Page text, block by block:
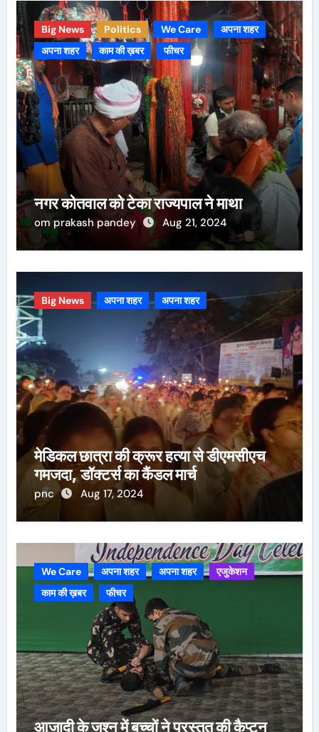
Big News Politics We Care
अपना शहर
अपना शहर
काम की ख़बर फीचर
नगर कोतवाल को टेका राज्यपाल ने माथा
om prakash pandey Aug 21, 2024
Big News अपना शहर अपना शहर
मेडिकल छात्रा की क्रूर हत्या से डीएमसीएच
गमजदा, डॉक्टर्स का कैंडल मार्च
pnc Aug 17, 2024
We Care अपना शहर अपना शहर
एजुकेशन
काम की ख़बर
फीचर
आजादी के जश्न में बच्चों ने प्रस्तुत की कैप्टन